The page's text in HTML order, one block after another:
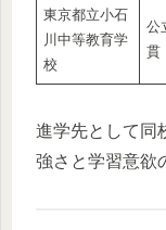
東京都立小石
川中等教育学
校
公
貫
進学先として同
強さと学習意欲